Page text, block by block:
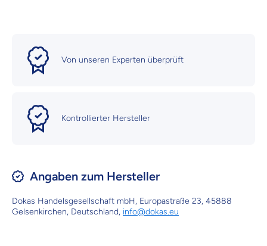
Von unseren Experten überprüft
Kontrollierter Hersteller
Angaben zum Hersteller
Dokas Handelsgesellschaft mbH, Europastraße 23, 45888
Gelsenkirchen, Deutschland, info@dokas.eu